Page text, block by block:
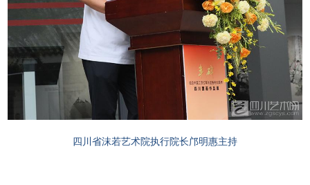
四川省沫若艺术院执行院长邝明惠主持